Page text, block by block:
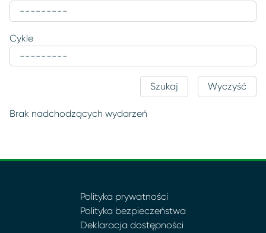
Cykle
Szukaj Wyczyść
Brak nadchodzących wydarzeń
Polityka prywatności
Polityka bezpieczeństwa
Deklaracja dostępności